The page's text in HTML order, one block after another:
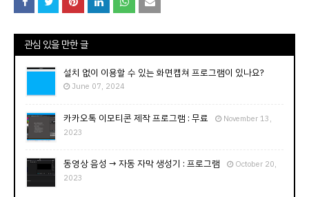
관심 있을 만한 글
설치 없이 이용할 수 있는 화면캡쳐 프로그램이 있나요?
June 07, 2024
카카오톡 이모티콘 제작 프로그램 : 무료
November 13,
2023
동영상 음성 → 자동 자막 생성기 : 프로그램
October 20,
2023